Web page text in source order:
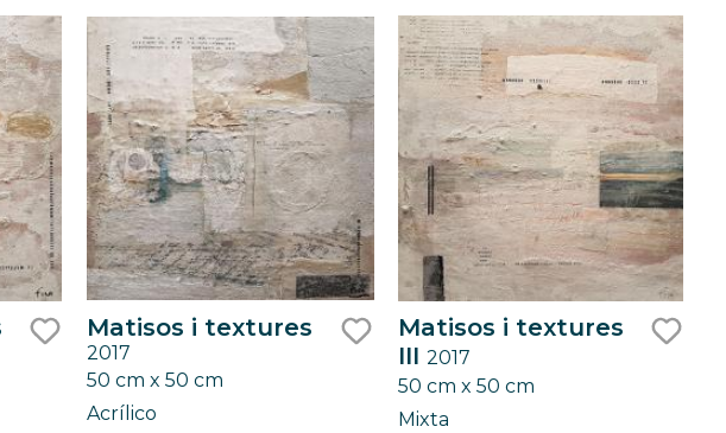
Matisos i textures
2017
50 cm x 50 cm
Acrílico
Matisos i textures
III 2017
50 cm x 50 cm
Mixta